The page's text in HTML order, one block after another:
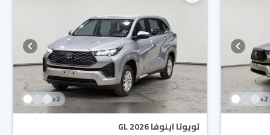
2
+
2
+
تويوتا اينوفا GL 2026